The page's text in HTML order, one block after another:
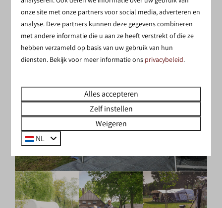
onze site met onze partners voor social media, adverteren en
analyse. Deze partners kunnen deze gegevens combineren
met andere informatie die u aan ze heeft verstrekt of die ze
hebben verzameld op basis van uw gebruik van hun
diensten. Bekijk voor meer informatie ons privacybeleid.
Alles accepteren
Zelf instellen
Weigeren
NL